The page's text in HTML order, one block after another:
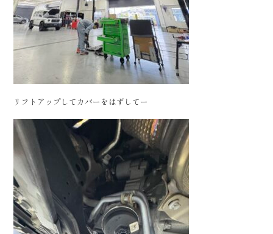
リフトアップしてカバーをはずしてー